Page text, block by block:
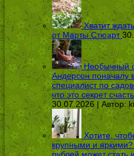
Хватит
от Марты Стюарт
Необычный
Андерсон поначалу
специалист по
что это секрет
30.07.2026 | Автор:
Хотите,
крупными и